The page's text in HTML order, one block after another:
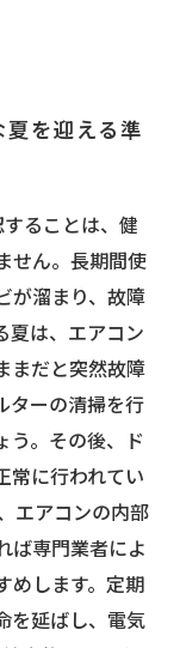
を迎える準
ることは、健
せん。長期間使
が溜まり、故障
夏は、エアコン
まだと突然故障
ターの清掃を行
う。その後、ド
常に行われてい
エアコンの内部
ば専門業者によ
めします。定期
を延ばし、電気